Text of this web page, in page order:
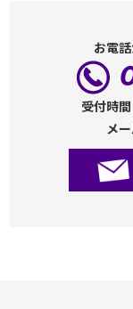
お電
受付時
メ